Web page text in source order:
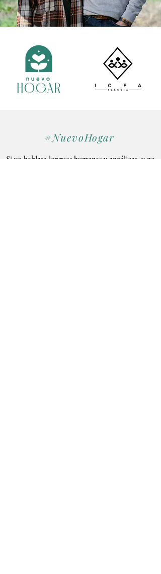
#NuevoHogar
Si yo hablase lenguas humanas y angélicas, y no